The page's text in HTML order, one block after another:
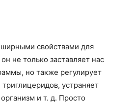
свойствами для
не только заставляет нас
но также регулирует
устраняет
и т. д. Просто